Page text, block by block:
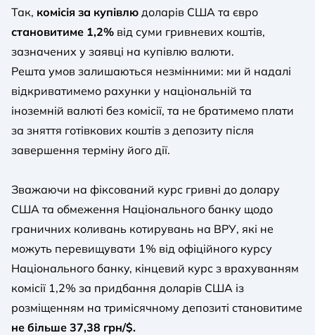
Так, комісія за купівлю доларів США та євро
становитиме 1,2% від суми гривневих коштів,
зазначених у заявці на купівлю валюти.
Решта умов залишаються незмінними: ми й надалі
відкриватимемо рахунки у національній та
іноземній валюті без комісії, та не братимемо плати
за зняття готівкових коштів з депозиту після
завершення терміну його дії.
Зважаючи на фіксований курс гривні до долару
США та обмеження Національного банку щодо
граничних коливань котирувань на ВРУ, які не
можуть перевищувати 1% від офіційного курсу
Національного банку, кінцевий курс з врахуванням
комісії 1,2% за придбання доларів США із
розміщенням на тримісячному депозиті становитиме
не більше 37,38 грн/$.